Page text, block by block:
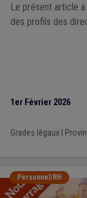
Le présent article
des profils des
1er Février 2026
Grades légaux|
Personnel/RH